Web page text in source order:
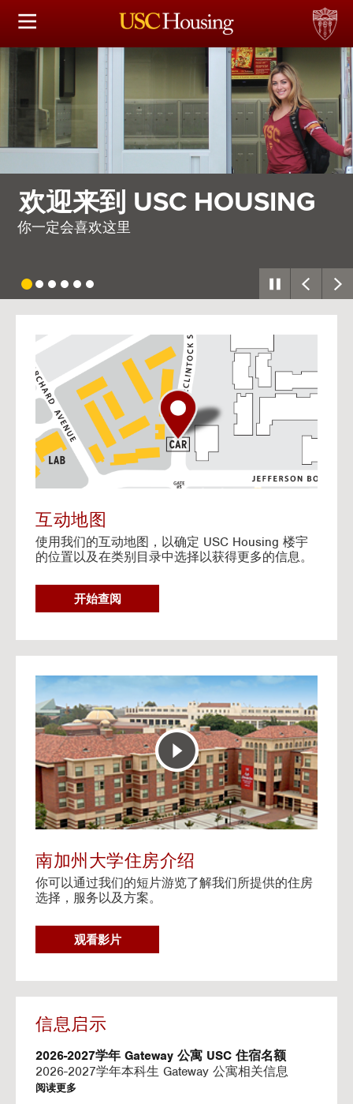
住房选择
财务实事资讯
会议资讯
常见问题解答
需要整个村庄
因此，我们建造了一座
USC
Housing
G
o
t
o
n
t
e
r
t
i
v
e
p
互动地图
使用我们的互动地图，以确定 USC Housing 楼宇
的位置以及在类别目录中选择以获得更多的信息。
G
O
N
E
R
A
C
T
I
V
E
A
P
开始查阅
G
o
t
o
H
o
u
i
n
V
i
d
e
南加州大学住房介绍
你可以通过我们的短片游览了解我们所提供的住房
选择，服务以及方案。
G
O
O
U
S
I
N
观看影片
信息启示
2026-2027学年 Gateway 公寓 USC 住宿名额
2026-2027学年本科生 Gateway 公寓相关信息
阅读更多